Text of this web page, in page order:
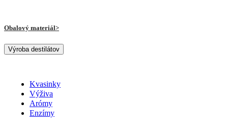
Obalový materiál
Výroba destilátov
Kvasinky
Výživa
Arómy
Enzímy